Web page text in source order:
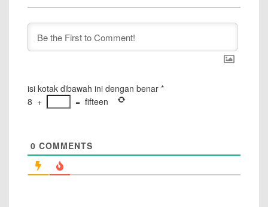
isi kotak dibawah ini dengan benar *
8 + = fifteen
0 COMMENTS